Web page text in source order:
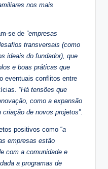
nos mais
se de “empresas
transversais (como
ideais do fundador), que
e boas práticas que
eventuais conflitos entre
“Há tensões que
como a expansão
de novos projetos”.
positivos como “a
empresas estão
com a comunidade e
a programas de